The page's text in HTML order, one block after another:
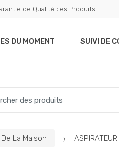
de Qualité des Produits
DU MOMENT SUIVI DE
La Maison